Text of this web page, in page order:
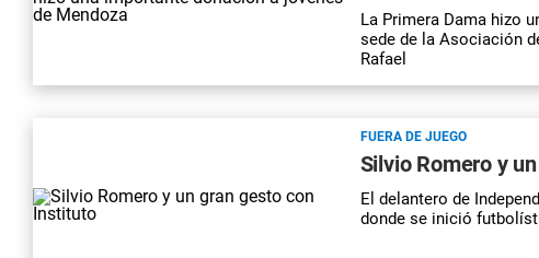
La Primera Dama hizo
sede de la Asociación
Rafael
FUERA DE JUEGO
Silvio Romero y
El delantero de
donde se inició